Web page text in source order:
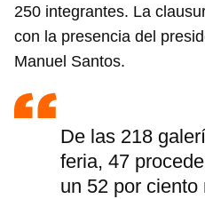
250 integrantes. La
con la presencia del
Manuel Santos.
De las 218
feria, 47
un 52 por